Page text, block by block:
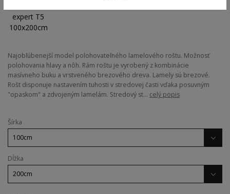
Najobľúbenejší model polohovateľného lamelového roštu. Možnosť
polohovania hlavy a nôh. Rám roštu je vyrobený z kombinácie
masívneho buku a vrstveného brezového dreva. Lamely sú brezové.
Rošt disponuje nastavením tuhosti v stredovej časti vďaka posuvným
"opaskom" a zdvojeným lamelám. Stredový st... celý popis
Šírka
Dĺžka